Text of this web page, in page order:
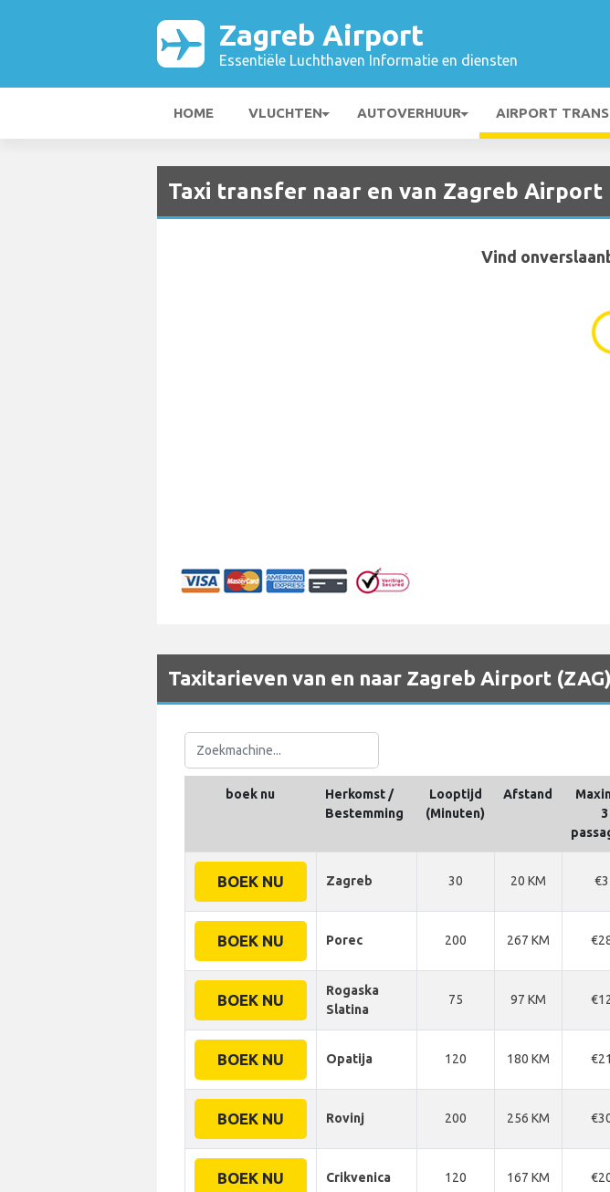
Zagreb Airport
Essentiële Luchthaven Informatie en diensten
HOME VLUCHTEN AUTOVERHUUR AIRPORT
Taxi transfer naar en van Zagreb Airport
Vind
Taxitarieven van en naar Zagreb Airport (ZAG)
boek nu
Herkomst /
Bestemming
Looptijd
(Minuten)
Afstand
3
BOEK NU Zagreb 30 20 KM
BOEK NU Porec 200 267 KM
BOEK NU
Rogaska
Slatina
75 97 KM
BOEK NU Opatija 120 180 KM
BOEK NU Rovinj 200 256 KM
BOEK NU Crikvenica 120 167 KM